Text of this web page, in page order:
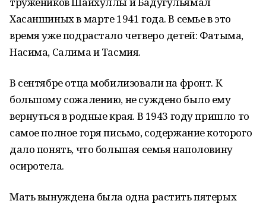
Хасаншиных в марте 1941 года. В семье в это
время уже подрастало четверо детей: Фатыма,
Насима, Салима и Тасмия.
В сентябре отца мобилизовали на фронт. К
большому сожалению, не суждено было ему
вернуться в родные края. В 1943 году пришло то
самое полное горя письмо, содержание которого
дало понять, что большая семья наполовину
осиротела.
Мать вынуждена была одна растить пятерых